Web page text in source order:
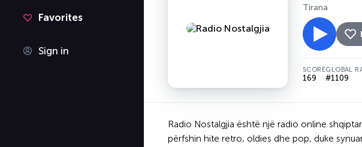
Favorites
Sign in
Tirana
SCORE
169
GLOBAL
#1109
Radio Nostalgjia është një radio online
përfshin hite retro, oldies dhe pop, duke